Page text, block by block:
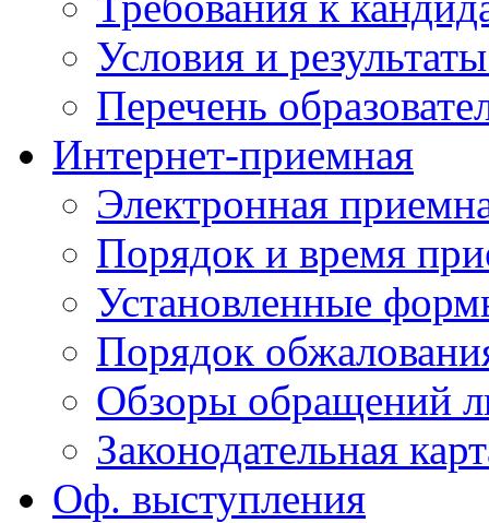
Условия и
Перечень
Интернет-приемная
Электронная
Порядок и время
Установленные
Порядок
Обзоры обращений
Законодательная
Оф. выступления